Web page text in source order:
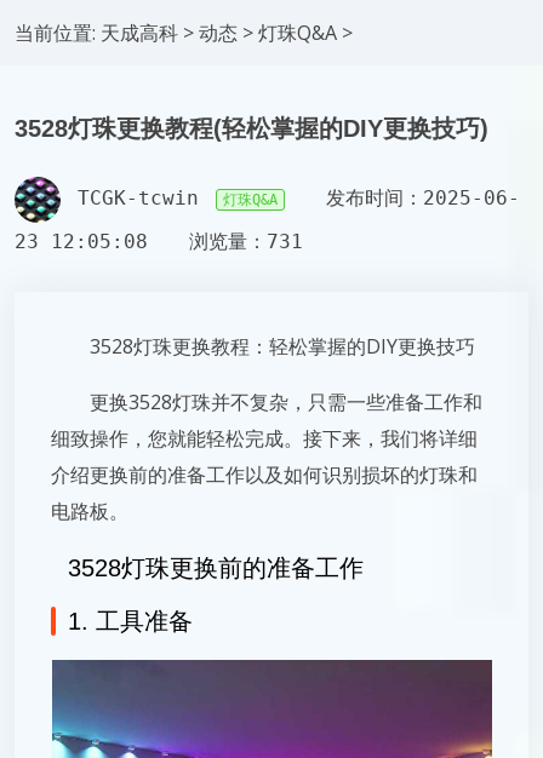
当前位置: 天成高科 >动态 >灯珠Q&A >
3528灯珠更换教程(轻松掌握的DIY更换技巧)
TCGK-tcwin 灯珠Q&A
发布时间：2025-06-
23 12:05:08
浏览量：731
3528灯珠更换教程：轻松掌握的DIY更换技巧
更换3528灯珠并不复杂，只需一些准备工作和
细致操作，您就能轻松完成。接下来，我们将详细
介绍更换前的准备工作以及如何识别损坏的灯珠和
电路板。
3528灯珠更换前的准备工作
1. 工具准备